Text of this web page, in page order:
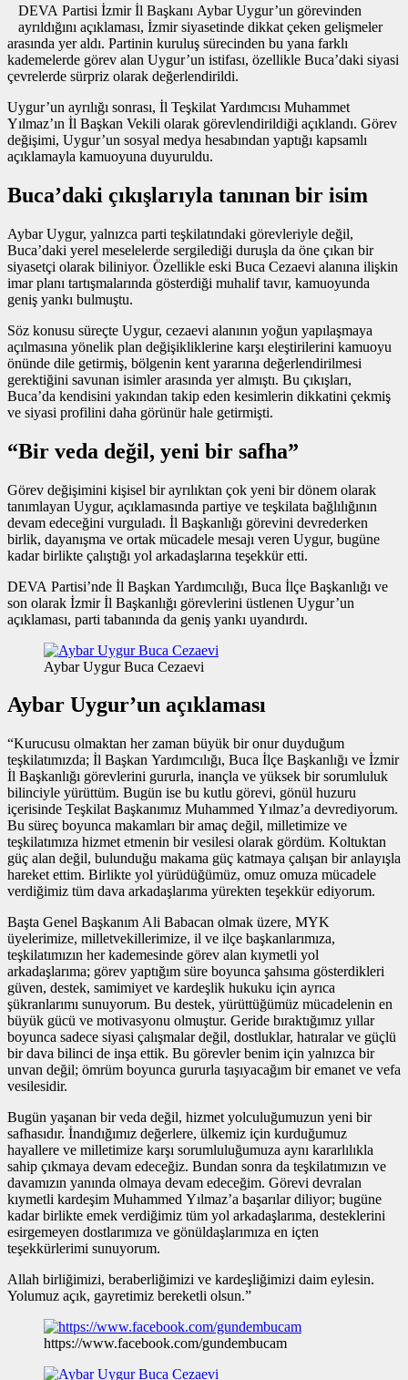
DEVA Partisi İzmir İl Başkanı Aybar Uygur’un görevinden
ayrıldığını açıklaması, İzmir siyasetinde dikkat çeken gelişmeler
arasında yer aldı. Partinin kuruluş sürecinden bu yana farklı
kademelerde görev alan Uygur’un istifası, özellikle Buca’daki siyasi
çevrelerde sürpriz olarak değerlendirildi.
Uygur’un ayrılığı sonrası, İl Teşkilat Yardımcısı Muhammet
Yılmaz’ın İl Başkan Vekili olarak görevlendirildiği açıklandı. Görev
değişimi, Uygur’un sosyal medya hesabından yaptığı kapsamlı
açıklamayla kamuoyuna duyuruldu.
Buca’daki çıkışlarıyla tanınan bir isim
Aybar Uygur, yalnızca parti teşkilatındaki görevleriyle değil,
Buca’daki yerel meselelerde sergilediği duruşla da öne çıkan bir
siyasetçi olarak biliniyor. Özellikle eski Buca Cezaevi alanına ilişkin
imar planı tartışmalarında gösterdiği muhalif tavır, kamuoyunda
geniş yankı bulmuştu.
Söz konusu süreçte Uygur, cezaevi alanının yoğun yapılaşmaya
açılmasına yönelik plan değişikliklerine karşı eleştirilerini kamuoyu
önünde dile getirmiş, bölgenin kent yararına değerlendirilmesi
gerektiğini savunan isimler arasında yer almıştı. Bu çıkışları,
Buca’da kendisini yakından takip eden kesimlerin dikkatini çekmiş
ve siyasi profilini daha görünür hale getirmişti.
“Bir veda değil, yeni bir safha”
Görev değişimini kişisel bir ayrılıktan çok yeni bir dönem olarak
tanımlayan Uygur, açıklamasında partiye ve teşkilata bağlılığının
devam edeceğini vurguladı. İl Başkanlığı görevini devrederken
birlik, dayanışma ve ortak mücadele mesajı veren Uygur, bugüne
kadar birlikte çalıştığı yol arkadaşlarına teşekkür etti.
DEVA Partisi’nde İl Başkan Yardımcılığı, Buca İlçe Başkanlığı ve
son olarak İzmir İl Başkanlığı görevlerini üstlenen Uygur’un
açıklaması, parti tabanında da geniş yankı uyandırdı.
Aybar Uygur Buca Cezaevi
Aybar Uygur’un açıklaması
“Kurucusu olmaktan her zaman büyük bir onur duyduğum
teşkilatımızda; İl Başkan Yardımcılığı, Buca İlçe Başkanlığı ve İzmir
İl Başkanlığı görevlerini gururla, inançla ve yüksek bir sorumluluk
bilinciyle yürüttüm. Bugün ise bu kutlu görevi, gönül huzuru
içerisinde Teşkilat Başkanımız Muhammed Yılmaz’a devrediyorum.
Bu süreç boyunca makamları bir amaç değil, milletimize ve
teşkilatımıza hizmet etmenin bir vesilesi olarak gördüm. Koltuktan
güç alan değil, bulunduğu makama güç katmaya çalışan bir anlayışla
hareket ettim. Birlikte yol yürüdüğümüz, omuz omuza mücadele
verdiğimiz tüm dava arkadaşlarıma yürekten teşekkür ediyorum.
Başta Genel Başkanım Ali Babacan olmak üzere, MYK
üyelerimize, milletvekillerimize, il ve ilçe başkanlarımıza,
teşkilatımızın her kademesinde görev alan kıymetli yol
arkadaşlarıma; görev yaptığım süre boyunca şahsıma gösterdikleri
güven, destek, samimiyet ve kardeşlik hukuku için ayrıca
şükranlarımı sunuyorum. Bu destek, yürüttüğümüz mücadelenin en
büyük gücü ve motivasyonu olmuştur. Geride bıraktığımız yıllar
boyunca sadece siyasi çalışmalar değil, dostluklar, hatıralar ve güçlü
bir dava bilinci de inşa ettik. Bu görevler benim için yalnızca bir
unvan değil; ömrüm boyunca gururla taşıyacağım bir emanet ve vefa
vesilesidir.
Bugün yaşanan bir veda değil, hizmet yolculuğumuzun yeni bir
safhasıdır. İnandığımız değerlere, ülkemiz için kurduğumuz
hayallere ve milletimize karşı sorumluluğumuza aynı kararlılıkla
sahip çıkmaya devam edeceğiz. Bundan sonra da teşkilatımızın ve
davamızın yanında olmaya devam edeceğim. Görevi devralan
kıymetli kardeşim Muhammed Yılmaz’a başarılar diliyor; bugüne
kadar birlikte emek verdiğimiz tüm yol arkadaşlarıma, desteklerini
esirgemeyen dostlarımıza ve gönüldaşlarımıza en içten
teşekkürlerimi sunuyorum.
Allah birliğimizi, beraberliğimizi ve kardeşliğimizi daim eylesin.
Yolumuz açık, gayretimiz bereketli olsun.”
https://www.facebook.com/gundembucam